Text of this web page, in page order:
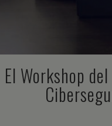
El Workshop